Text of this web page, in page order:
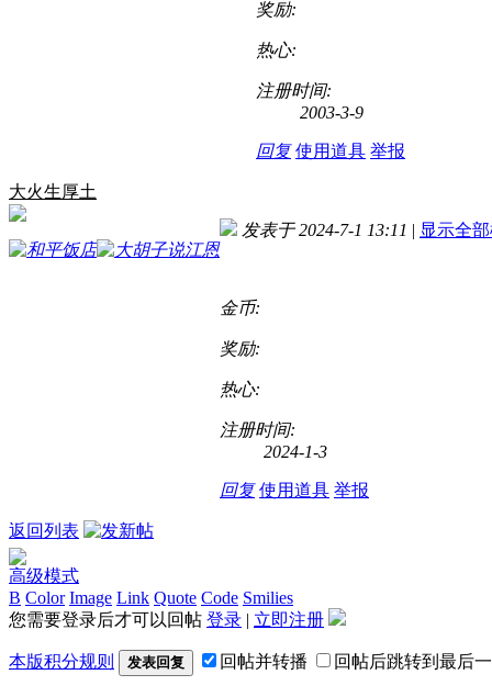
奖励:
热心:
注册时间:
2003-3-9
回复 使用道具 举报
大火生厚土
发表于 2024-7-1 13:11 | 显示全
金币:
奖励:
热心:
注册时间:
2024-1-3
回复 使用道具 举报
返回列表
高级模式
B Color Image Link Quote Code Smilies
您需要登录后才可以回帖 登录 | 立即注册
本版积分规则 发表回复 回帖并转播 回帖后跳转到最后